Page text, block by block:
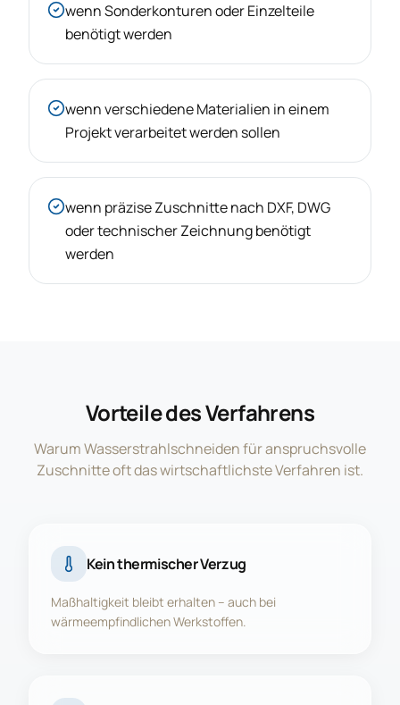
wenn Sonderkonturen oder Einzelteile
benötigt werden
wenn verschiedene Materialien in einem
Projekt verarbeitet werden sollen
wenn präzise Zuschnitte nach DXF, DWG
oder technischer Zeichnung benötigt
werden
Vorteile des Verfahrens
Warum Wasserstrahlschneiden für anspruchsvolle
Zuschnitte oft das wirtschaftlichste Verfahren ist.
Kein thermischer Verzug
Maßhaltigkeit bleibt erhalten – auch bei
wärmeempfindlichen Werkstoffen.